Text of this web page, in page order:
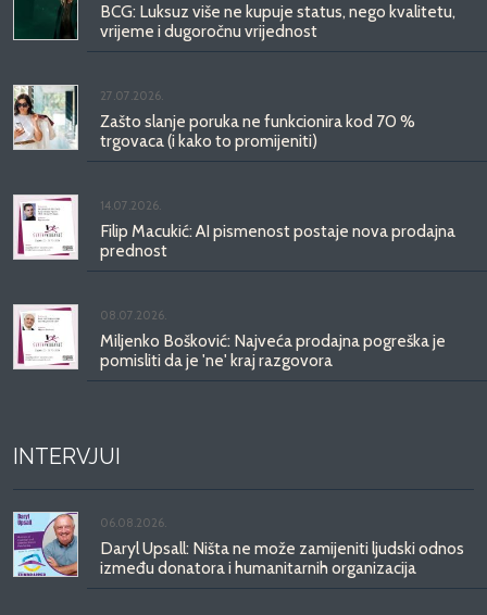
BCG: Luksuz više ne kupuje status, nego kvalitetu,
vrijeme i dugoročnu vrijednost
27.07.2026.
Zašto slanje poruka ne funkcionira kod 70 %
trgovaca (i kako to promijeniti)
14.07.2026.
Filip Macukić: AI pismenost postaje nova prodajna
prednost
08.07.2026.
Miljenko Bošković: Najveća prodajna pogreška je
pomisliti da je 'ne' kraj razgovora
INTERVJUI
06.08.2026.
Daryl Upsall: Ništa ne može zamijeniti ljudski odnos
između donatora i humanitarnih organizacija